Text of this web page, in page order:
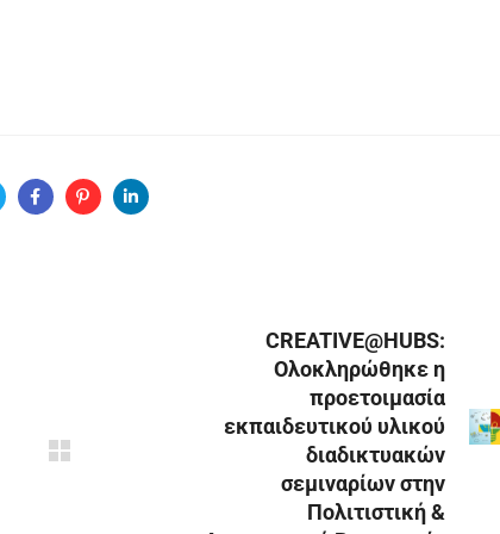
CREATIVE@HUBS:
Ολοκληρώθηκε η
προετοιμασία
εκπαιδευτικού υλικού
διαδικτυακών
σεμιναρίων στην
Πολιτιστική &